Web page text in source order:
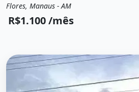
Aluguel
Apartamento
Flores, Manaus - AM
R$1.100 /mês